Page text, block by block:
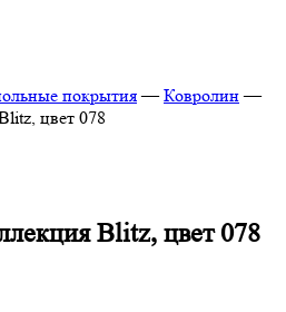
покрытия — Ковролин —
цвет 078
Blitz, цвет 078